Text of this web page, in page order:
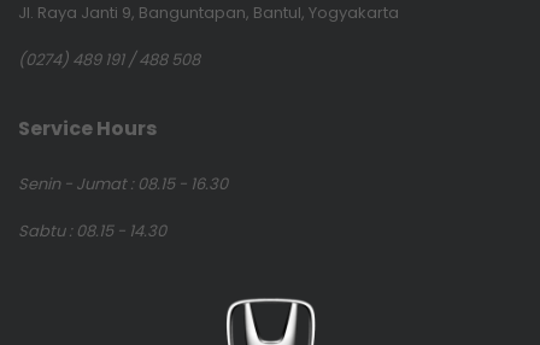
Jl. Raya Janti 9, Banguntapan, Bantul, Yogyakarta
(0274) 489 191 / 488 508
Service Hours
Senin - Jumat : 08.15 - 16.30
Sabtu : 08.15 - 14.30